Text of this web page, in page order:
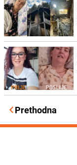
Prethodna